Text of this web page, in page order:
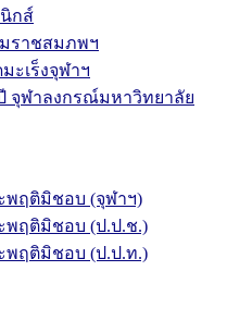
กส์
ราชสมภพฯ
ะเร็งจุฬาฯ
จุฬาลงกรณ์มหาวิทยาลัย
พฤติมิชอบ (จุฬาฯ)
พฤติมิชอบ (ป.ป.ช.)
พฤติมิชอบ (ป.ป.ท.)